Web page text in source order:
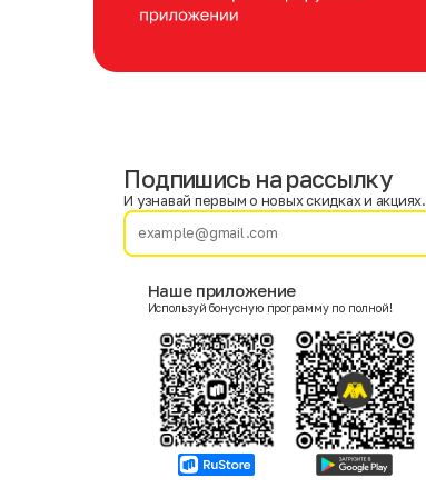
Фамилия
Женский
Согласие на получение чеков по электронной почте
Подпишись на рассылку
И узнавай первым о новых скидках и акциях.
Наше приложение
Используй бонусную программу по полной!